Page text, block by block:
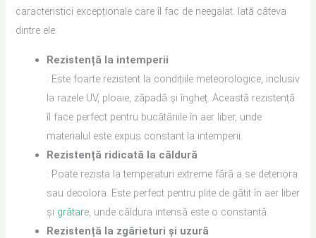
caracteristici excepționale care îl fac de neegalat. Iată câteva
dintre ele:
Rezistență la intemperii
: Este foarte rezistent la condițiile meteorologice, inclusiv
la razele UV, ploaie, zăpadă și îngheț. Această rezistență
îl face perfect pentru bucătăriile în aer liber, unde
materialul este expus constant la intemperii.
Rezistență ridicată la căldură
: Poate rezista la temperaturi extreme fără a se deteriora
sau decolora. Este perfect pentru plite de gătit în aer liber
și grătare, unde căldura intensă este o constantă.
Rezistență la zgârieturi și uzură